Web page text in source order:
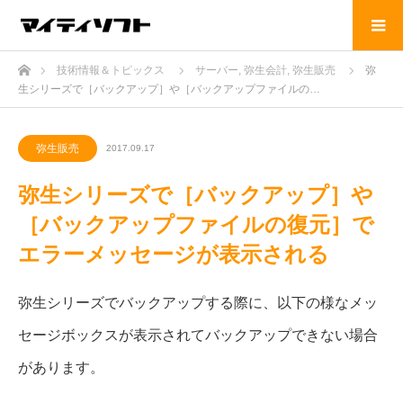
ホーム技術情報＆トピックス サーバー, 弥生会計, 弥生販売
弥
生シリーズで［バックアップ］や［バックアップファイルの…
弥生販売 2017.09.17
弥生シリーズで［バックアップ］や
［バックアップファイルの復元］で
エラーメッセージが表示される
弥生シリーズでバックアップする際に、以下の様なメッ
セージボックスが表示されてバックアップできない場合
があります。